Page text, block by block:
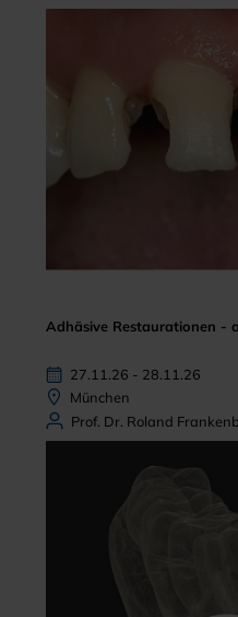
Adhäsive Restaurationen -
27.11.26 - 28.11.26
München
Prof. Dr. Roland